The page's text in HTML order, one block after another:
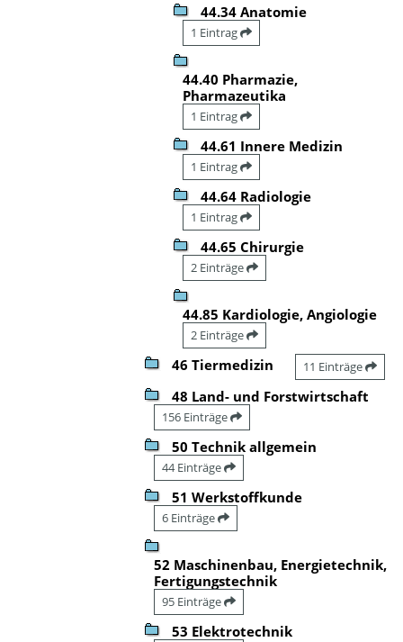
44.34 Anatomie
1 Eintrag
44.40 Pharmazie,
Pharmazeutika
1 Eintrag
44.61 Innere Medizin
1 Eintrag
44.64 Radiologie
1 Eintrag
44.65 Chirurgie
2 Einträge
44.85 Kardiologie, Angiologie
2 Einträge
46 Tiermedizin 11 Einträge
48 Land- und Forstwirtschaft
156 Einträge
50 Technik allgemein
44 Einträge
51 Werkstoffkunde
6 Einträge
52 Maschinenbau, Energietechnik,
Fertigungstechnik
95 Einträge
53 Elektrotechnik